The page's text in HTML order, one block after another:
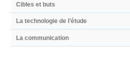
Cibles et buts
La technologie de l’étude
La communication